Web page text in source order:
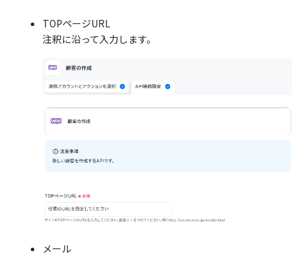
TOPページURL
注釈に沿って入力します。
メール